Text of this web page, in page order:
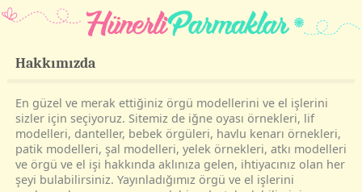
Hakkımızda
En güzel ve merak ettiğiniz örgü modellerini ve el işlerini
sizler için seçiyoruz. Sitemiz de iğne oyası örnekleri, lif
modelleri, danteller, bebek örgüleri, havlu kenarı örnekleri,
patik modelleri, şal modelleri, yelek örnekleri, atkı modelleri
ve örgü ve el işi hakkında aklınıza gelen, ihtiyacınız olan her
şeyi bulabilirsiniz. Yayınladığımız örgü ve el işlerini